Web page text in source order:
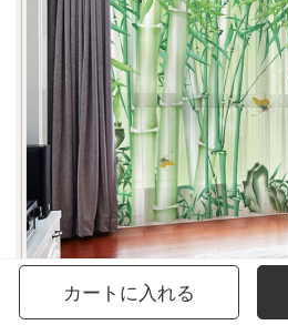
カートに入れる